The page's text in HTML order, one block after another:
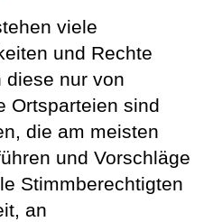
viele
und Rechte
diese nur von
Ortsparteien sind
die am meisten
und Vorschläge
Stimmberechtigten
an